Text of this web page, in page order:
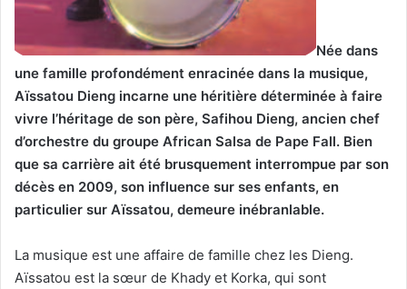
Née dans
une famille profondément enracinée dans la musique,
Aïssatou Dieng incarne une héritière déterminée à faire
vivre l’héritage de son père, Safihou Dieng, ancien chef
d’orchestre du groupe African Salsa de Pape Fall. Bien
que sa carrière ait été brusquement interrompue par son
décès en 2009, son influence sur ses enfants, en
particulier sur Aïssatou, demeure inébranlable.
La musique est une affaire de famille chez les Dieng.
Aïssatou est la sœur de Khady et Korka, qui sont